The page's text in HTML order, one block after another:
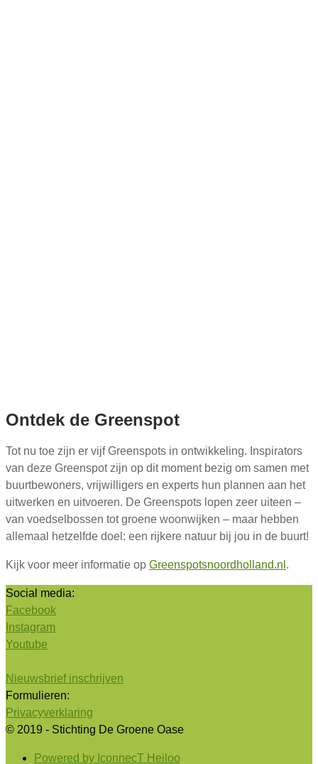
Ontdek de Greenspot
Tot nu toe zijn er vijf Greenspots in ontwikkeling. Inspirators
van deze Greenspot zijn op dit moment bezig om samen met
buurtbewoners, vrijwilligers en experts hun plannen aan het
uitwerken en uitvoeren. De Greenspots lopen zeer uiteen –
van voedselbossen tot groene woonwijken – maar hebben
allemaal hetzelfde doel: een rijkere natuur bij jou in de buurt!
Kijk voor meer informatie op Greenspotsnoordholland.nl .
Social media:
Facebook
Instagram
Youtube
Nieuwsbrief inschrijven
Formulieren:
Privacyverklaring
© 2019 - Stichting De Groene Oase
Powered by IconnecT Heiloo